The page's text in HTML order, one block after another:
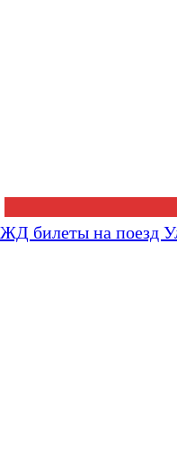
ЖД билеты на поезд